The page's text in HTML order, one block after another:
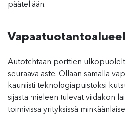
päätellään.
Autotehtaan porttien
seuraava aste. Ollaan samalla
kauniisti teknologiapuistoksi
sijasta mieleen tulevat viidakon
toimivissa yrityksissä